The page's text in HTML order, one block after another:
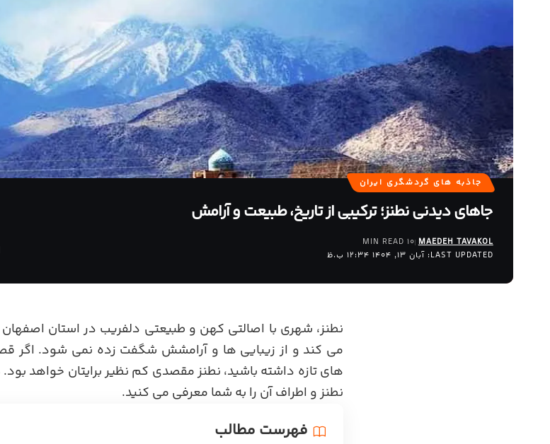
جاذبه های گردشگری ایران
جاهای دیدنی نطنز؛ ترکیبی از تاریخ، طبیعت و آرامش
LAST UPDATED: آبان 13, 1404 12:34 ب.ظ
MAEDEH TAVAKOL
10 MIN READ
نطنز، شهری با اصالتی کهن و طبیعتی دلفریب در استان
می کند و از زیبایی ها و آرامشش شگفت زده نمی شود. اگر
های تازه داشته باشید، نطنز مقصدی کم نظیر برایتان خواهد
نطنز و اطراف آن را به شما معرفی می کنید.
فهرست مطالب